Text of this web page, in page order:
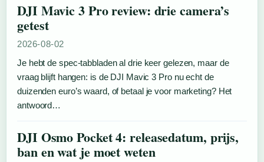
DJI Mavic 3 Pro review: drie camera’s
getest
2026-08-02
Je hebt de spec-tabbladen al drie keer gelezen, maar de
vraag blijft hangen: is de DJI Mavic 3 Pro nu echt de
duizenden euro’s waard, of betaal je voor marketing? Het
antwoord…
DJI Osmo Pocket 4: releasedatum, prijs,
ban en wat je moet weten